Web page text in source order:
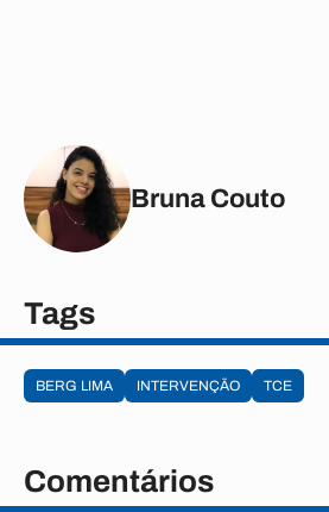
Bruna Couto
Tags
BERG LIMA INTERVENÇÃO TCE
Comentários